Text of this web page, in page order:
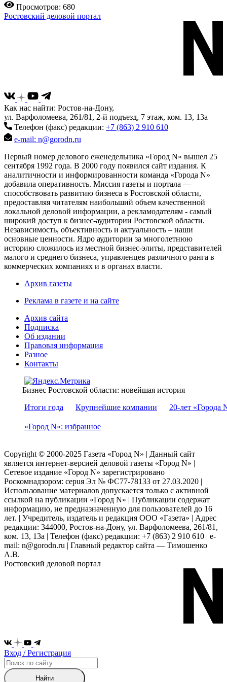
Просмотров: 680
Ростовский деловой портал
Как нас найти: Ростов-на-Дону,
ул. Варфоломеева, 261/81, 2-й подъезд, 7 этаж, ком. 13, 13а
Телефон (факс) редакции: +7 (863) 2 910 610
e-mail: n@gorodn.ru
Первый номер делового еженедельника «Город N» вышел 25
сентября 1992 года. В 2000 году появился сайт издания. К
аналитичности и информированности команда «Города N»
добавила оперативность. Миссия газеты и портала —
способствовать развитию бизнеса в Ростовской области,
предоставляя читателям наибольший объем качественной
локальной деловой информации, а рекламодателям - самый
широкий доступ к бизнес-аудитории Ростовской области.
Независимость, объективность и актуальность – наши
основные ценности. Ядро аудитории за многолетнюю
историю сложилось из местной бизнес-элиты, представителей
малого и среднего бизнеса, управленцев различного ранга в
коммерческих компаниях и в органах власти.
Архив газеты
Реклама в газете и на сайте
Архив сайта
Подписка
Об издании
Правовая информация
Разное
Контакты
Бизнес Ростовской области: новейшая история
Итоги года
Крупнейшие компании 20-лет «Города
«Город N»: избранное
Copyright © 2000-2025 Газета «Город N» | Данный сайт
является интернет-версией деловой газеты «Город N» |
Сетевое издание «Город N» зарегистрировано
Роскомнадзором: серuя Эл № ФС77-78133 от 27.03.2020 |
Использование материалов допускается только с активной
ссылкой на публикации «Город N» | Публикации содержат
информацию, не предназначенную для пользователей до 16
лет. | Учредитель, издатель и редакция ООО «Газета» | Адрес
редакции: 344000, Ростов-на-Дону, ул. Варфоломеева, 261/81,
ком. 13, 13а | Телефон (факс) редакции: +7 (863) 2 910 610 | e-
mail: n@gorodn.ru | Главный редактор сайта — Тимошенко
А.В.
Ростовский деловой портал
Вход / Регистрация
Найти